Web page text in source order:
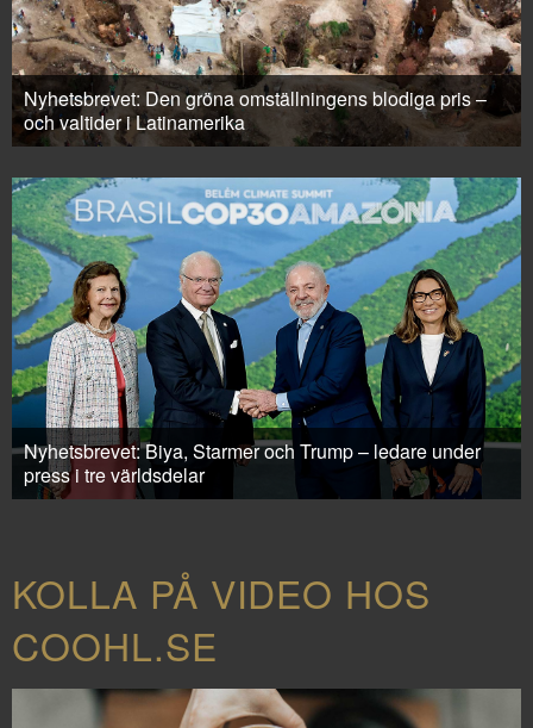
Nyhetsbrevet: Den gröna omställningens blodiga pris –
och valtider i Latinamerika
Nyhetsbrevet: Biya, Starmer och Trump – ledare under
press i tre världsdelar
KOLLA PÅ VIDEO HOS
COOHL.SE